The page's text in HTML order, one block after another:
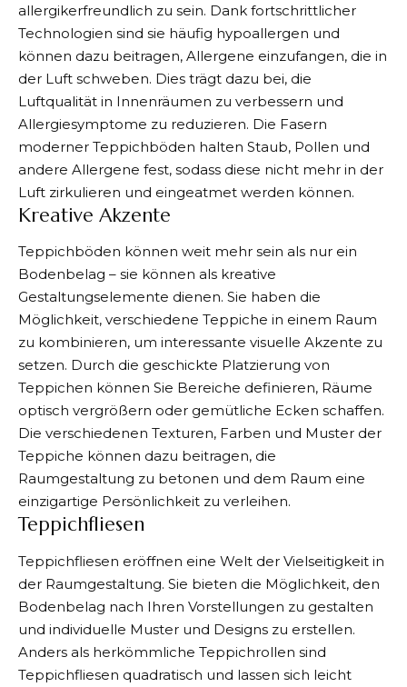
allergikerfreundlich zu sein. Dank fortschrittlicher
Technologien sind sie häufig hypoallergen und
können dazu beitragen, Allergene einzufangen, die in
der Luft schweben. Dies trägt dazu bei, die
Luftqualität in Innenräumen zu verbessern und
Allergiesymptome zu reduzieren. Die Fasern
moderner Teppichböden halten Staub, Pollen und
andere Allergene fest, sodass diese nicht mehr in der
Luft zirkulieren und eingeatmet werden können.
Kreative Akzente
Teppichböden können weit mehr sein als nur ein
Bodenbelag – sie können als kreative
Gestaltungselemente dienen. Sie haben die
Möglichkeit, verschiedene Teppiche in einem Raum
zu kombinieren, um interessante visuelle Akzente zu
setzen. Durch die geschickte Platzierung von
Teppichen können Sie Bereiche definieren, Räume
optisch vergrößern oder gemütliche Ecken schaffen.
Die verschiedenen Texturen, Farben und Muster der
Teppiche können dazu beitragen, die
Raumgestaltung zu betonen und dem Raum eine
einzigartige Persönlichkeit zu verleihen.
Teppichfliesen
Teppichfliesen eröffnen eine Welt der Vielseitigkeit in
der Raumgestaltung. Sie bieten die Möglichkeit, den
Bodenbelag nach Ihren Vorstellungen zu gestalten
und individuelle Muster und Designs zu erstellen.
Anders als herkömmliche Teppichrollen sind
Teppichfliesen quadratisch und lassen sich leicht